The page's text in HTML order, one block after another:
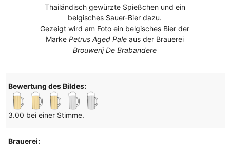
Thailändisch gewürzte Spießchen und ein
belgisches Sauer-Bier dazu.
Gezeigt wird am Foto ein belgisches Bier der
MarkePetrus Aged Pale aus der Brauerei
Brouwerij De Brabandere
Bewertung des Bildes:
3.00 bei einer Stimme.
Brauerei: